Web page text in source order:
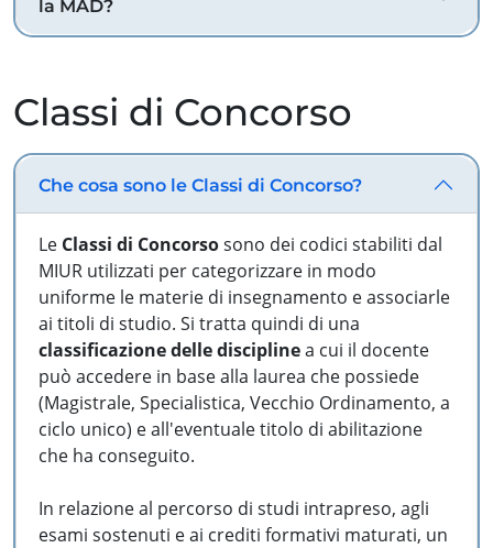
la MAD?
Classi di Concorso
Che cosa sono le Classi di Concorso?
Le Classi di Concorsosono dei codici stabiliti dal
MIUR utilizzati per categorizzare in modo
uniforme le materie di insegnamento e associarle
ai titoli di studio. Si tratta quindi di una
classificazione delle disciplinea cui il docente
può accedere in base alla laurea che possiede
(Magistrale, Specialistica, Vecchio Ordinamento, a
ciclo unico) e all'eventuale titolo di abilitazione
che ha conseguito.
In relazione al percorso di studi intrapreso, agli
esami sostenuti e ai crediti formativi maturati, un